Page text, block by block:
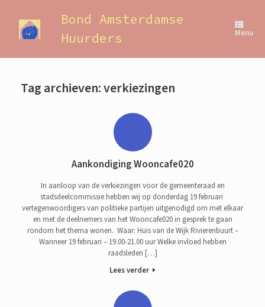
inhoud
Bond Amsterdamse
Huurders
Menu
Tag archieven:verkiezingen
Aankondiging Wooncafe020
In aanloop van de verkiezingen voor de gemeenteraad en
stadsdeelcommissie hebben wij op donderdag 19 februari
vertegenwoordigers van politieke partijen uitgenodigd om met elkaar
en met de deelnemers van het Wooncafe020 in gesprek te gaan
rondom het thema wonen. Waar: Huis van de Wijk Rivierenbuurt –
Wanneer 19 februari – 19.00-21.00 uur Welke invloed hebben
raadsleden […]
Lees verder